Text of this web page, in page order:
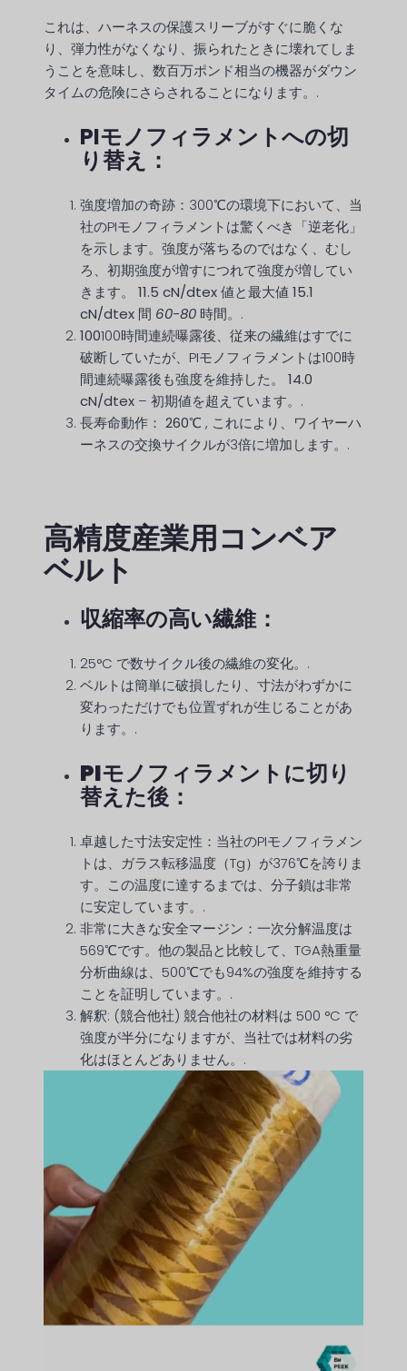
これは、ハーネスの保護スリーブがすぐに脆くな
り、弾力性がなくなり、振られたときに壊れてしま
うことを意味し、数百万ポンド相当の機器がダウン
タイムの危険にさらされることになります。.
PIモノフィラメントへの切
り替え：
強度増加の奇跡：300℃の環境下において、当
社のPIモノフィラメントは驚くべき「逆老化」
を示します。強度が落ちるのではなく、むし
ろ、初期強度が増すにつれて強度が増してい
きます。 11.5 cN/dtex値と最大値 15.1
cN/dtex 間 60-80 時間。.
100100時間連続曝露後、従来の繊維はすでに
破断していたが、PIモノフィラメントは100時
間連続曝露後も強度を維持した。 14.0
cN/dtex – 初期値を超えています。.
長寿命動作： 260℃ , これにより、ワイヤーハ
ーネスの交換サイクルが3倍に増加します。.
高精度産業用コンベア
ベルト
収縮率の高い繊維：
25°C で数サイクル後の繊維の変化。.
ベルトは簡単に破損したり、寸法がわずかに
変わっただけでも位置ずれが生じることがあ
ります。.
PIモノフィラメントに切り
替えた後：
卓越した寸法安定性：当社のPIモノフィラメン
トは、ガラス転移温度（Tg）が376℃を誇りま
す。この温度に達するまでは、分子鎖は非常
に安定しています。.
非常に大きな安全マージン：一次分解温度は
569℃です。他の製品と比較して、TGA熱重量
分析曲線は、500℃でも94%の強度を維持する
ことを証明しています。.
解釈: (競合他社) 競合他社の材料は 500 °C で
強度が半分になりますが、当社では材料の劣
化はほとんどありません。.